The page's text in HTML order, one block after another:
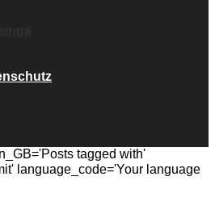
tagged with'
language_code='Your language